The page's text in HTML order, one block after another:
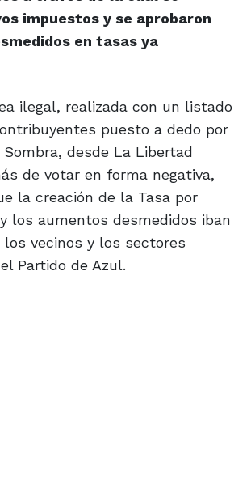
impuestos y se aprobaron
en tasas ya
ilegal, realizada con un listado
puesto a dedo por
desde La Libertad
de votar en forma negativa,
la creación de la Tasa por
los aumentos desmedidos iban
los vecinos y los sectores
Partido de Azul.